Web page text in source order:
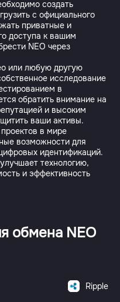
создать
с официального
приватные и
доступа к вашим
NEO через
или любую другую
исследование
в
обратить внимание на
и высоким
ваши активы.
в мире
возможности для
идентификаций.
технологию,
и эффективность
обмена NEO
Ripple